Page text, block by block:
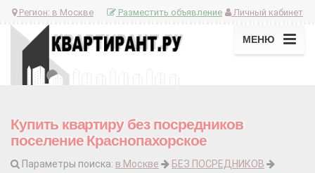
Регион: в Москве Личный кабинет
Разместить объявление
МЕНЮ
Купить квартиру без посредников
поселение Краснопахорское
Параметры поиска: в Москве
БЕЗ ПОСРЕДНИКОВ